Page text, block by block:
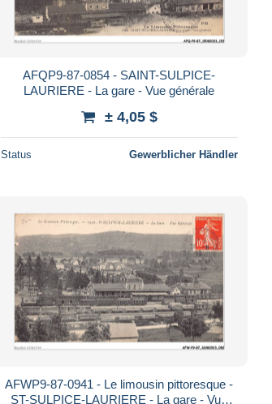
AFQP9-87-0854 - SAINT-SULPICE-
LAURIERE - La gare - Vue générale
± 4,05 $
Status Gewerblicher Händler
AFWP9-87-0941 - Le limousin pittoresque -
ST-SULPICE-LAURIERE - La gare - Vue